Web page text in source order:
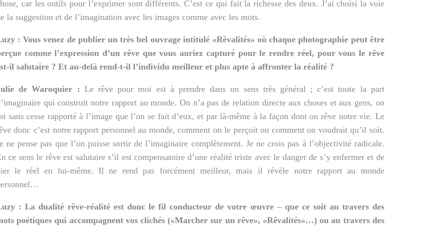
car les outils pour l’exprimer sont différents. C’est ce qui fait la richesse des deux. J’ai choisi la voie
la suggestion et de l’imagination avec les images comme avec les mots.
: Vous venez de publier un très bel ouvrage intitulé «Rêvalités» où chaque photographie peut être
comme l’expression d’un rêve que vous auriez capturé pour le rendre réel, pour vous le rêve
il salutaire ? Et au-delà rend-t-il l’individu meilleur et plus apte à affronter la réalité ?
de Waroquier : Le rêve pour moi est à prendre dans un sens très général ; c’est toute la part
qui construit notre rapport au monde. On n’a pas de relation directe aux choses et aux gens, on
sans cesse rapporté à l’image que l’on se fait d’eux, et par là-même à la façon dont on rêve notre vie. Le
donc c’est notre rapport personnel au monde, comment on le perçoit ou comment on voudrait qu’il soit.
ne pense pas que l’on puisse sortir de l’imaginaire complètement. Je ne crois pas à l’objectivité radicale.
ce sens le rêve est salutaire s’il est compensatoire d’une réalité triste avec le danger de s’y enfermer et de
le réel en lui-même. Il ne rend pas forcément meilleur, mais il révèle notre rapport au monde
: La dualité rêve-réalité est donc le fil conducteur de votre œuvre – que ce soit au travers des
poétiques qui accompagnent vos clichés («Marcher sur un rêve», «Rêvalités»…) ou au travers des